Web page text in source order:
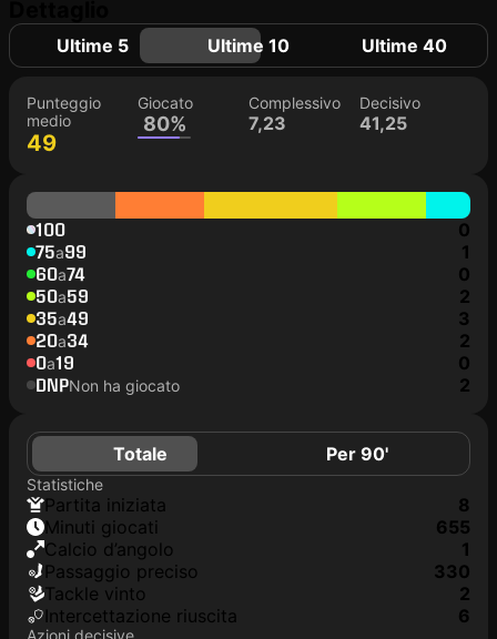
Ultime 5 Ultime 10 Ultime 40
Punteggio
medio
49
Giocato
80%
Complessivo
7,23
Decisivo
41,25
100 0
75a99 1
60a74 0
50a59 2
35a49 3
20a34 2
0a19 0
DNPNon ha giocato 2
Totale Per 90'
Statistiche
Partita iniziata
8
Minuti giocati
655
Calcio d’angolo
1
Passaggio preciso
330
Tackle vinto
2
Intercettazione riuscita
6
Azioni decisive